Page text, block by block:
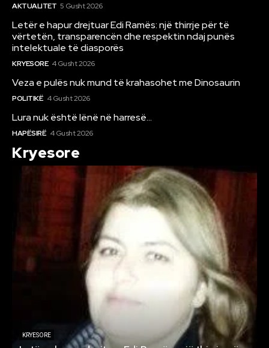
AKTUALITET 5 Gusht 2026
Letër e hapur drejtuar Edi Ramës: një thirrje për të
vërtetën, transparencën dhe respektin ndaj punës
intelektuale të diasporës
KRYESORE 4 Gusht 2026
Veza e pulës nuk mund të krahasohet me Dinosaurin
POLITIKË 4 Gusht 2026
Lura nuk është lënë në harresë…
HAPËSIRË 4 Gusht 2026
Kryesore
KRYESORE